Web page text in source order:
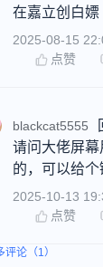
在嘉立创白嫖
2025-08-15
点赞
blackcat5555
请问大佬屏
的，可以给个
2025-10-13
点赞
评论（1）